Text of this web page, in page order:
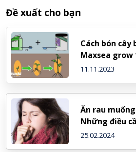
Đề xuất cho bạn
Cách bón cây
Maxsea grow
một hệ thống
11.11.2023
Ăn rau
Những điều
hại sức khỏe
25.02.2024